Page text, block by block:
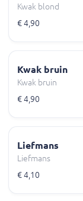
Kwak blond
€ 4,90
Kwak bruin
Kwak bruin
€ 4,90
Liefmans
Liefmans
€ 4,10